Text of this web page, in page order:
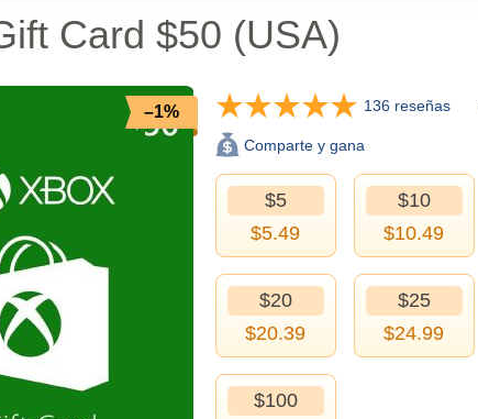
Card $50 (USA)
–1% 136 reseñas
Comparte y gana
$5
$5.49
$10
$10.49
$20
$20.39
$25
$24.99
$100